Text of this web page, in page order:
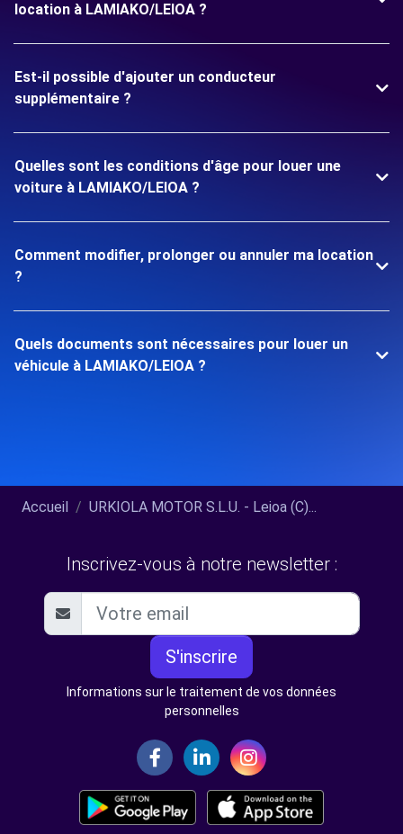
location à LAMIAKO/LEIOA ?
Est-il possible d'ajouter un conducteur
supplémentaire ?
Quelles sont les conditions d'âge pour louer une
voiture à LAMIAKO/LEIOA ?
Comment modifier, prolonger ou annuler ma location
?
Quels documents sont nécessaires pour louer un
véhicule à LAMIAKO/LEIOA ?
Accueil URKIOLA MOTOR S.L.U. - Leioa (C)...
Inscrivez-vous à notre newsletter :
S'inscrire
Informations sur le traitement de vos données
personnelles